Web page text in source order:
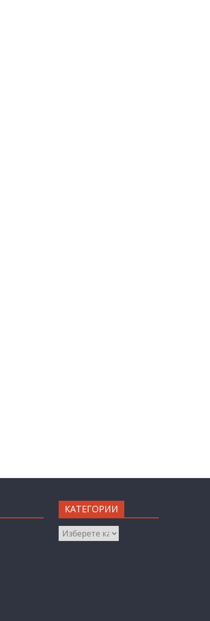
КАТЕГОРИИ
КАТЕГОРИИ